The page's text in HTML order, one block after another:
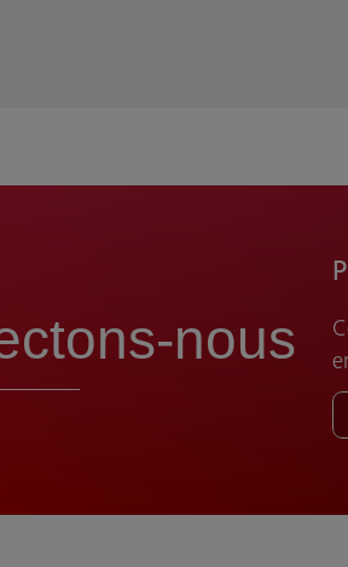
nous